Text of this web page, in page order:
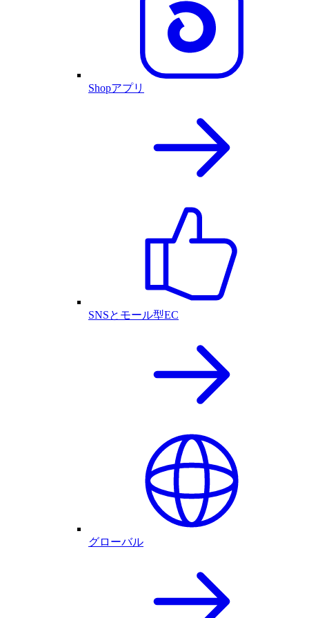
Shopアプリ
SNSとモール型EC
グローバル